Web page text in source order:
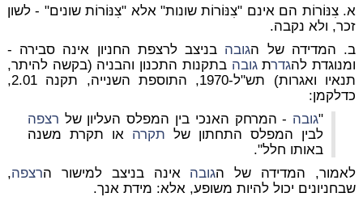
א. צִנּוֹרוֹת הם אינם "צִנּוֹרוֹת שונות" אלא "צִנּוֹרוֹת שונים" - לשון
זכר, ולא נקבה.
ב. המדידה של הגובה בניצב לרצפת החניון אינה סבירה -
ומנוגדת להגדרתגובה בתקנות התכנון והבניה (בקשה להיתר,
תנאיו ואגרות) תש"ל-1970, התוספת השנייה, תקנה 2.01,
כדלקמן:
"גובה - המרחק האנכי בין המפלס העליון של רצפה
לבין המפלס התחתון של תקרה או תקרת משנה
באותו חלל".
לאמור, המדידה של הגובה אינה בניצב למישור הרצפה,
שבחניונים יכול להיות משופע, אלא: מידת אנך.